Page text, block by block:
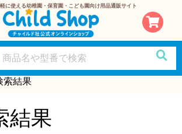
に使える幼稚園・保育園・こども園向け用品通販サイト
索結果
結果